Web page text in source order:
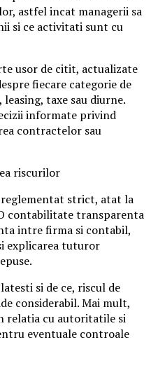
astfel incat managerii sa
si ce activitati sunt cu
usor de citit, actualizate
fiecare categorie de
taxe sau diurne.
informate privind
contractelor sau
riscurilor
strict, atat la
contabilitate transparenta
intre firma si contabil,
explicarea tuturor
si de ce, riscul de
considerabil. Mai mult,
relatia cu autoritatile si
eventuale controale